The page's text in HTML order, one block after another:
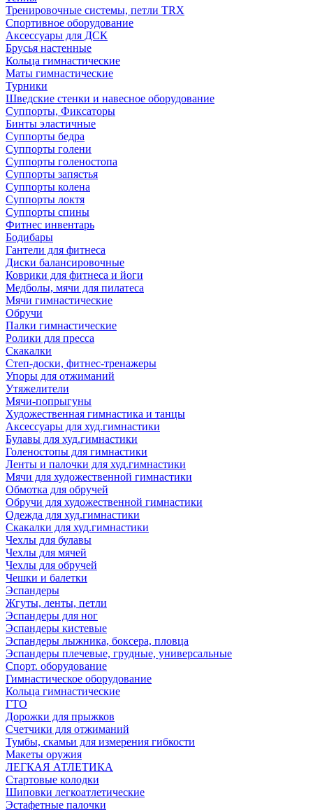
Тренировочные системы, петли TRX
Спортивное оборудование
Аксессуары для ДСК
Брусья настенные
Кольца гимнастические
Маты гимнастические
Турники
Шведские стенки и навесное оборудование
Суппорты, Фиксаторы
Бинты эластичные
Суппорты бедра
Суппорты голени
Суппорты голеностопа
Суппорты запястья
Суппорты колена
Суппорты локтя
Суппорты спины
Фитнес инвентарь
Бодибары
Гантели для фитнеса
Диски балансировочные
Коврики для фитнеса и йоги
Медболы, мячи для пилатеса
Мячи гимнастические
Обручи
Палки гимнастические
Ролики для пресса
Скакалки
Степ-доски, фитнес-тренажеры
Упоры для отжиманий
Утяжелители
Мячи-попрыгуны
Художественная гимнастика и танцы
Аксессуары для худ.гимнастики
Булавы для худ.гимнастики
Голеностопы для гимнастики
Ленты и палочки для худ.гимнастики
Мячи для художественной гимнастики
Обмотка для обручей
Обручи для художественной гимнастики
Одежда для худ.гимнастики
Скакалки для худ.гимнастики
Чехлы для булавы
Чехлы для мячей
Чехлы для обручей
Чешки и балетки
Эспандеры
Жгуты, ленты, петли
Эспандеры для ног
Эспандеры кистевые
Эспандеры лыжника, боксера, пловца
Эспандеры плечевые, грудные, универсальные
Спорт. оборудование
Гимнастическое оборудование
Кольца гимнастические
ГТО
Дорожки для прыжков
Счетчики для отжиманий
Тумбы, скамьи для измерения гибкости
Макеты оружия
ЛЕГКАЯ АТЛЕТИКА
Стартовые колодки
Шиповки легкоатлетические
Эстафетные палочки